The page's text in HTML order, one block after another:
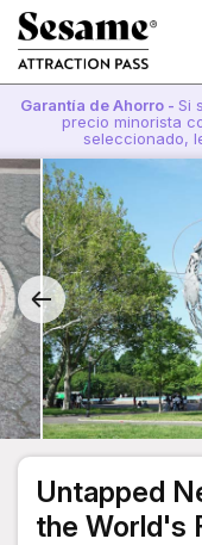
Garantía de Ahorro - Si
precio minorista
seleccionado,
Untapped
the World's